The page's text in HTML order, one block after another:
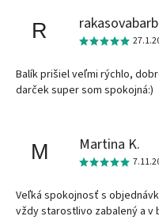
R
Balík prišiel veľmi rýchlo,
darček super som spokojná:)
M Martina K.
Veľká spokojnosť s
vždy starostlivo zabalený a v